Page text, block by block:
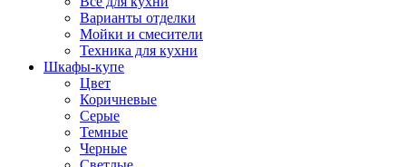
Варианты отделки
Мойки и смесители
Техника для кухни
Шкафы-купе
Цвет
Коричневые
Серые
Темные
Черные